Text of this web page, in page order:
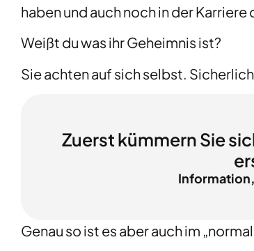
haben und auch noch in der
Weißt du was ihr Geheimnis ist?
Sie achten auf sich selbst.
Zuerst kümmern Sie
Genau so ist es aber auch im